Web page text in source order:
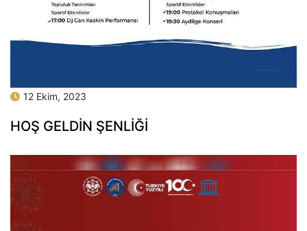
12 Ekim, 2023
HOŞ GELDİN ŞENLİĞİ